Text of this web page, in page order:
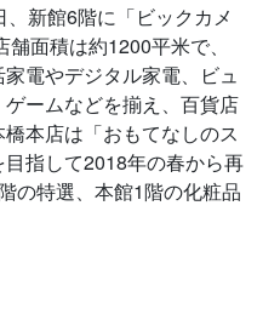
新館6階に「ビックカメ
面積は約1200平米で、
電やデジタル家電、ビュ
ームなどを揃え、百貨店
本店は「おもてなしのス
指して2018年の春から再
の特選、本館1階の化粧品